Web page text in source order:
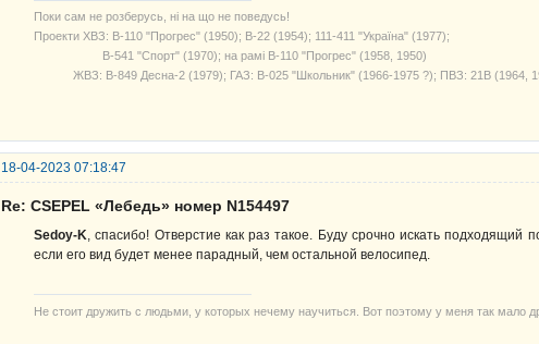
Поки сам не розберусь, ні на що не поведусь!
Проекти ХВЗ: В-110 "Прогрес" (1950); В-22 (1954); 111-411 "Україна" (1977);
В-541 "Спорт" (1970); на рамі В-110 "Прогрес" (1958, 1950)
ЖВЗ: В-849 Десна-2 (1979); ГАЗ: В-025 "Школьник" (1966-1975 ?); ПВЗ: 21В (1964,
18-04-2023 07:18:47
Re: CSEPEL «Лебедь» номер N154497
Sedoy-K, спасибо! Отверстие как раз такое. Буду срочно искать
если его вид будет менее парадный, чем остальной велосипед.
Не стоит дружить с людьми, у которых нечему научиться. Вот поэтому у меня так мало